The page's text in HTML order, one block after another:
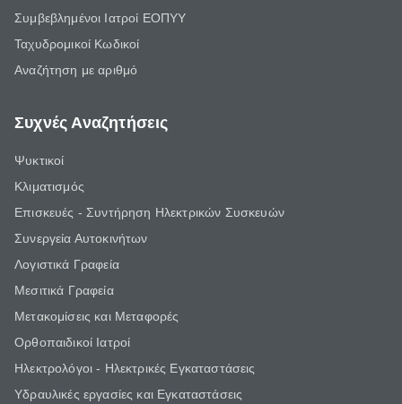
Συμβεβλημένοι Ιατροί ΕΟΠΥΥ
Ταχυδρομικοί Κωδικοί
Αναζήτηση με αριθμό
Συχνές Αναζητήσεις
Ψυκτικοί
Κλιματισμός
Επισκευές - Συντήρηση Ηλεκτρικών Συσκευών
Συνεργεία Αυτοκινήτων
Λογιστικά Γραφεία
Μεσιτικά Γραφεία
Μετακομίσεις και Μεταφορές
Ορθοπαιδικοί Ιατροί
Ηλεκτρολόγοι - Ηλεκτρικές Εγκαταστάσεις
Υδραυλικές εργασίες και Εγκαταστάσεις